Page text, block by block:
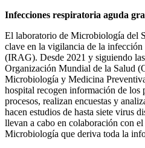
Infecciones respiratoria aguda
El laboratorio de Microbiología del
clave en la vigilancia de la infección
(IRAG). Desde 2021 y siguiendo
Organización Mundial de la Salud
Microbiología y Medicina
hospital recogen información de los
procesos, realizan encuestas y
hacen estudios de hasta siete virus
llevan a cabo en colaboración con
Microbiología que deriva toda la